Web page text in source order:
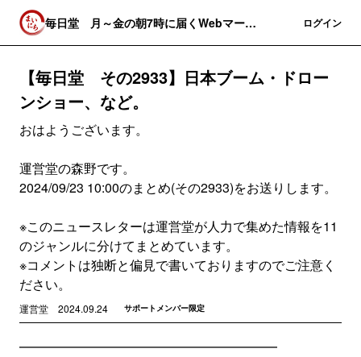
毎日堂 月～金の朝7時に届くWebマーケ
ログイン
【毎日堂 その2933】日本ブーム・ドロー
ンショー、など。
おはようございます。
運営堂の森野です。
2024/09/23 10:00のまとめ(その2933)をお送りします。
※このニュースレターは運営堂が人力で集めた情報を11
のジャンルに分けてまとめています。
※コメントは独断と偏見で書いておりますのでご注意く
ださい。
運営堂 2024.09.24 サポートメンバー限定
━━━━━━━━━━━━━━━━━━━━